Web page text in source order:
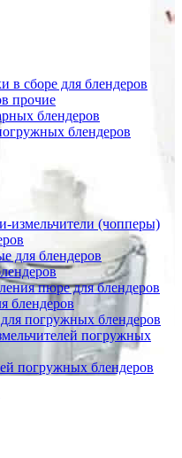
в сборе для блендеров
прочие
блендеров
блендеров
измельчители (чопперы)
для блендеров
пюре для блендеров
блендеров
погружных блендеров
погружных
погружных блендеров